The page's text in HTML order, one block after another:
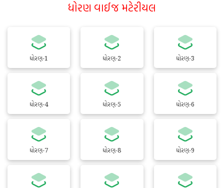
ધોરણ વાઈજ મટેરીયલ
ધોરણ-1 ધોરણ-2 ધોરણ-3
ધોરણ-4 ધોરણ-5 ધોરણ-6
ધોરણ-7 ધોરણ-8 ધોરણ-9